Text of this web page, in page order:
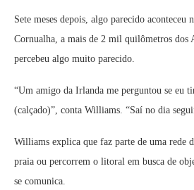
Sete meses depois, algo parecido aconteceu
Cornualha, a mais de 2 mil quilômetros dos
percebeu algo muito parecido.
“Um amigo da Irlanda me perguntou se eu
(calçado)”, conta Williams. “Saí no dia
Williams explica que faz parte de uma rede
praia ou percorrem o litoral em busca de
se comunica.